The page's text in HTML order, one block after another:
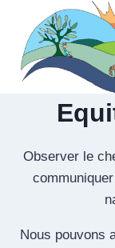
contenu
Observer le
Nous pouvons